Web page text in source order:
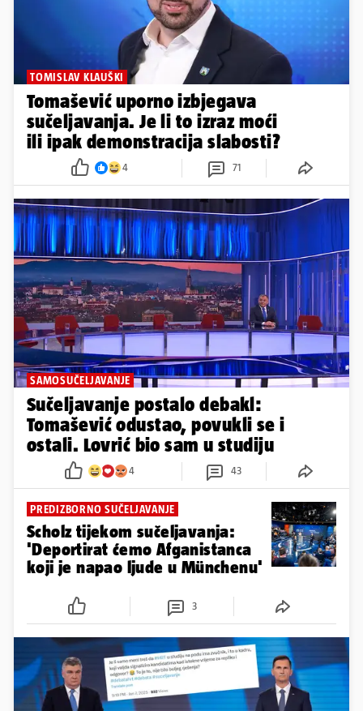
TOMISLAV KLAUŠKI
Tomašević uporno izbjegava
sučeljavanja. Je li to izraz moći
ili ipak demonstracija slabosti?
4 71
SAMOSUČELJAVANJE
Sučeljavanje postalo debakl:
Tomašević odustao, povukli se i
ostali. Lovrić bio sam u studiju
4 43
PREDIZBORNO SUČELJAVANJE
Scholz tijekom sučeljavanja:
'Deportirat ćemo Afganistanca
koji je napao ljude u Münchenu'
3